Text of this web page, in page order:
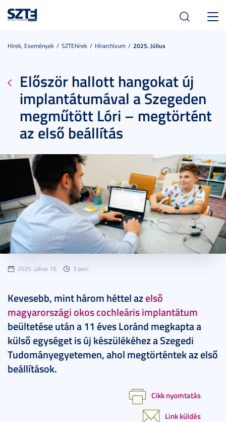
Hírek, Események SZTEhírek Hírarchívum 2025. Július
Először hallott hangokat új
implantátumával a Szegeden
megműtött Lóri – megtörtént
az első beállítás
2025. július 15. 3 perc
Kevesebb, mint három héttel azelső
magyarországi okos cochleáris implantátum
beültetése után a 11 éves Loránd megkapta a
külső egységet is új készülékéhez a Szegedi
Tudományegyetemen, ahol megtörténtek az első
beállítások.
Cikk nyomtatás
Link küldés